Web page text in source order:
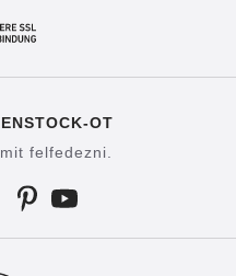
OT
felfedezni.